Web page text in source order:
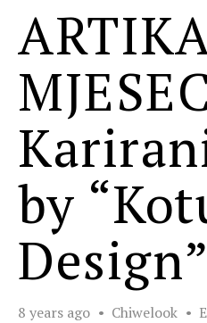
by
Design”
8 years ago Chiwelook